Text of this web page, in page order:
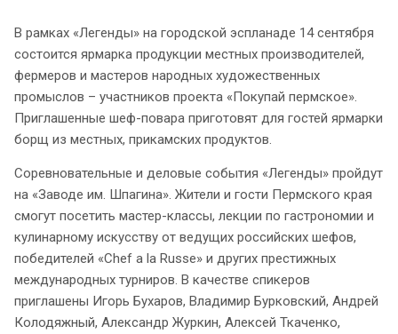
В рамках «Легенды» на городской эспланаде 14 сентября
состоится ярмарка продукции местных производителей,
фермеров и мастеров народных художественных
промыслов – участников проекта «Покупай пермское».
Приглашенные шеф-повара приготовят для гостей ярмарки
борщ из местных, прикамских продуктов.
Соревновательные и деловые события «Легенды» пройдут
на «Заводе им. Шпагина». Жители и гости Пермского края
смогут посетить мастер-классы, лекции по гастрономии и
кулинарному искусству от ведущих российских шефов,
победителей «Chef a la Russe» и других престижных
международных турниров. В качестве спикеров
приглашены Игорь Бухаров, Владимир Бурковский, Андрей
Колодяжный, Александр Журкин, Алексей Ткаченко,